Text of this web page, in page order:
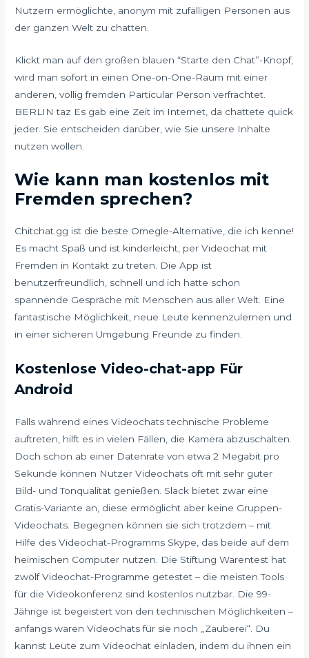
Nutzern ermöglichte, anonym mit zufälligen Personen aus
der ganzen Welt zu chatten.
Klickt man auf den großen blauen “Starte den Chat”-Knopf,
wird man sofort in einen One-on-One-Raum mit einer
anderen, völlig fremden Particular Person verfrachtet.
BERLIN taz Es gab eine Zeit im Internet, da chattete quick
jeder. Sie entscheiden darüber, wie Sie unsere Inhalte
nutzen wollen.
Wie kann man kostenlos mit
Fremden sprechen?
Chitchat.gg ist die beste Omegle-Alternative, die ich kenne!
Es macht Spaß und ist kinderleicht, per Videochat mit
Fremden in Kontakt zu treten. Die App ist
benutzerfreundlich, schnell und ich hatte schon
spannende Gespräche mit Menschen aus aller Welt. Eine
fantastische Möglichkeit, neue Leute kennenzulernen und
in einer sicheren Umgebung Freunde zu finden.
Kostenlose Video-chat-app Für
Android
Falls während eines Video­chats tech­nische Probleme
auftreten, hilft es in vielen Fällen, die Kamera abzu­schalten.
Doch schon ab einer Daten­rate von etwa 2 Megabit pro
Sekunde können Nutzer Video­chats oft mit sehr guter
Bild- und Tonqualität genießen. Slack bietet zwar eine
Gratis-Variante an, diese ermöglicht aber keine Gruppen-
Video­chats. Begegnen können sie sich trotzdem – mit
Hilfe des Video­chat-Programms Skype, das beide auf dem
heimischen Computer nutzen. Die Stiftung Warentest hat
zwölf Video­chat-Programme getestet – die meisten Tools
für die Video­konferenz sind kostenlos nutz­bar. Die 99-
Jährige ist begeistert von den tech­nischen Möglich­keiten –
anfangs waren Video­chats für sie noch „Zauberei“. Du
kannst Leute zum Videochat einladen, indem du ihnen ein